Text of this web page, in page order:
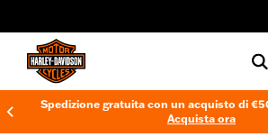
Spedizione gratuita con un acquisto di
Acquista ora